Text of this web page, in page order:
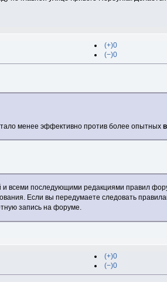
(+)0
(−)0
менее эффективно против более опытных
всеми последующими редакциями правил
Если вы передумаете следовать
запись на форуме.
(+)0
(−)0